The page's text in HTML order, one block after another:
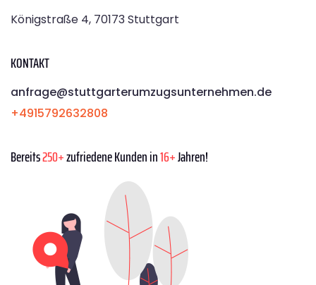
Königstraße 4, 70173 Stuttgart
KONTAKT
anfrage@stuttgarterumzugsunternehmen.de
+4915792632808
Bereits250+zufriedene Kunden in16+Jahren!